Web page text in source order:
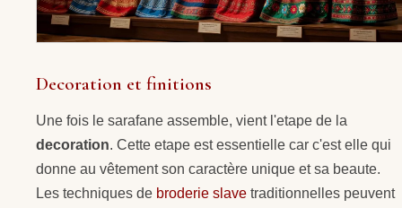
Decoration et finitions
Une fois le sarafane assemble, vient l'etape de la
decoration. Cette etape est essentielle car c'est elle qui
donne au vêtement son caractère unique et sa beaute.
Les techniques de broderie slave traditionnelles peuvent